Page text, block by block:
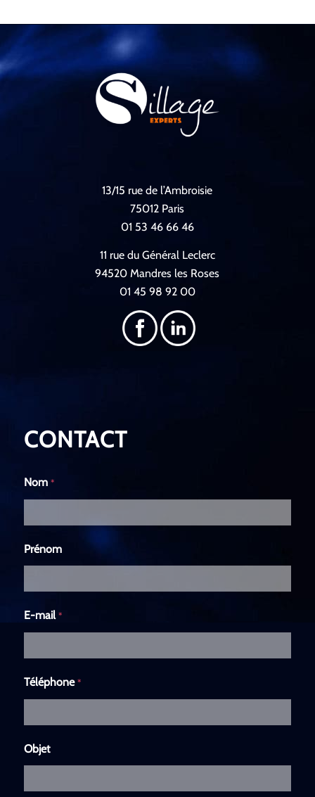
13/15 rue de l’Ambroisie
75012 Paris
01 53 46 66 46
11 rue du Général Leclerc
94520 Mandres les Roses
01 45 98 92 00
CONTACT
Nom *
Prénom
E-mail*
Téléphone*
Objet